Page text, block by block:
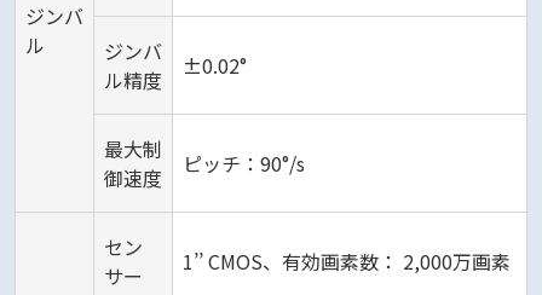
ジンバ
ル
ジンバ
ル精度
±0.02°
最大制
御速度
ピッチ：90°/s
セン
サー
1’’ CMOS、有効画素数： 2,000万画素